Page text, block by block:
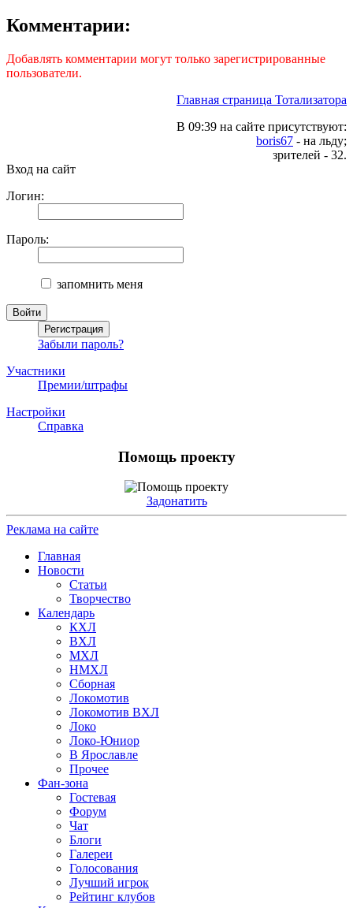
Комментарии:
Добавлять комментарии могут только зарегистрированные
пользователи.
Главная страница Тотализатора
В 09:39 на сайте присутствуют:
boris67 - на льду;
зрителей - 32.
Вход на сайт
Логин:
Пароль:
запомнить меня
Забыли пароль?
Участники
Премии/штрафы
Настройки
Справка
Помощь проекту
Задонатить
Реклама на сайте
Главная
Новости
Статьи
Творчество
Календарь
КХЛ
ВХЛ
МХЛ
НМХЛ
Сборная
Локомотив
Локомотив ВХЛ
Локо
Локо-Юниор
В Ярославле
Прочее
Фан-зона
Гостевая
Форум
Чат
Блоги
Галереи
Голосования
Лучший игрок
Рейтинг клубов